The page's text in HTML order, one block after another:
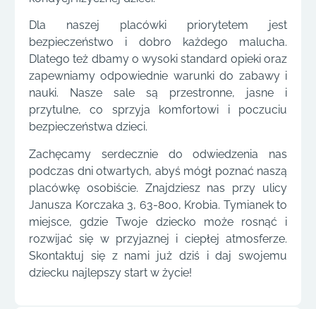
Dla naszej placówki priorytetem jest
bezpieczeństwo i dobro każdego malucha.
Dlatego też dbamy o wysoki standard opieki oraz
zapewniamy odpowiednie warunki do zabawy i
nauki. Nasze sale są przestronne, jasne i
przytulne, co sprzyja komfortowi i poczuciu
bezpieczeństwa dzieci.
Zachęcamy serdecznie do odwiedzenia nas
podczas dni otwartych, abyś mógł poznać naszą
placówkę osobiście. Znajdziesz nas przy ulicy
Janusza Korczaka 3, 63-800, Krobia. Tymianek to
miejsce, gdzie Twoje dziecko może rosnąć i
rozwijać się w przyjaznej i ciepłej atmosferze.
Skontaktuj się z nami już dziś i daj swojemu
dziecku najlepszy start w życie!